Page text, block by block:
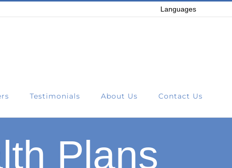
Languages
Testimonials About Us Contact Us
Plans